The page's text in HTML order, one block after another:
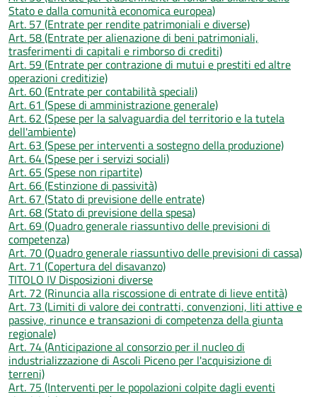
Stato e dalla comunità economica europea)
Art. 57 (Entrate per rendite patrimoniali e diverse)
Art. 58 (Entrate per alienazione di beni patrimoniali,
trasferimenti di capitali e rimborso di crediti)
Art. 59 (Entrate per contrazione di mutui e prestiti ed altre
operazioni creditizie)
Art. 60 (Entrate per contabilità speciali)
Art. 61 (Spese di amministrazione generale)
Art. 62 (Spese per la salvaguardia del territorio e la tutela
dell'ambiente)
Art. 63 (Spese per interventi a sostegno della produzione)
Art. 64 (Spese per i servizi sociali)
Art. 65 (Spese non ripartite)
Art. 66 (Estinzione di passività)
Art. 67 (Stato di previsione delle entrate)
Art. 68 (Stato di previsione della spesa)
Art. 69 (Quadro generale riassuntivo delle previsioni di
competenza)
Art. 70 (Quadro generale riassuntivo delle previsioni di cassa)
Art. 71 (Copertura del disavanzo)
TITOLO IV Disposizioni diverse
Art. 72 (Rinuncia alla riscossione di entrate di lieve entità)
Art. 73 (Limiti di valore dei contratti, convenzioni, liti attive e
passive, rinunce e transazioni di competenza della giunta
regionale)
Art. 74 (Anticipazione al consorzio per il nucleo di
industrializzazione di Ascoli Piceno per l'acquisizione di
terreni)
Art. 75 (Interventi per le popolazioni colpite dagli eventi